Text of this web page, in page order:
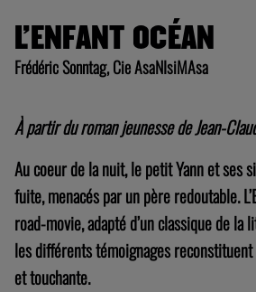
L’ENFANT OCÉAN
Frédéric Sonntag, Cie AsaNIsiMAsa
À partir du roman jeunesse de Jean-
Au coeur de la nuit, le petit Yann et ses
fuite, menacés par un pèreredoutable.
road-movie, adapté d’un classique de la
les différents témoignages
ettouchante.